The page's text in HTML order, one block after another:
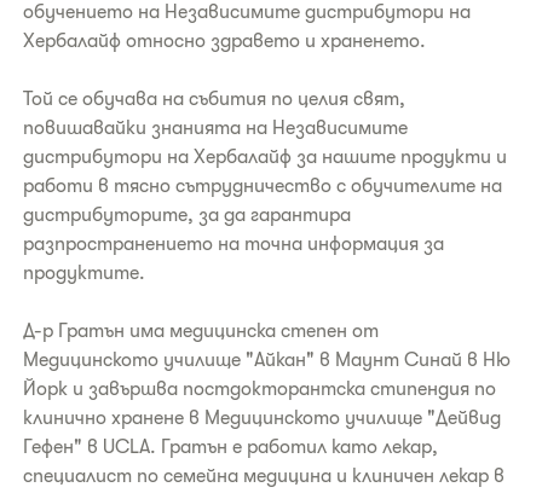
обучението на Независимите дистрибутори на
Хербалайф относно здравето и храненето.
Той се обучава на събития по целия свят,
повишавайки знанията на Независимите
дистрибутори на Хербалайф за нашите продукти и
работи в тясно сътрудничество с обучителите на
дистрибуторите, за да гарантира
разпространението на точна информация за
продуктите.
Д-р Гратън има медицинска степен от
Медицинското училище "Айкан" в Маунт Синай в Ню
Йорк и завършва постдокторантска стипендия по
клинично хранене в Медицинското училище "Дейвид
Гефен" в UCLA. Гратън е работил като лекар,
специалист по семейна медицина и клиничен лекар в